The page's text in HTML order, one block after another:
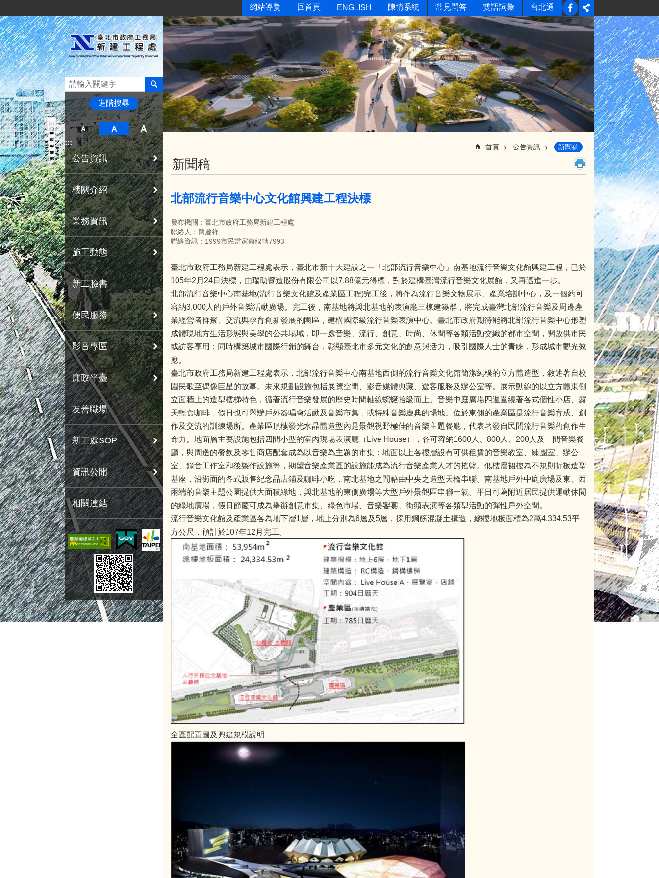
網站導覽 回首頁 ENGLISH 陳情系統 常見問答 雙語詞彙 台北通
進階搜尋
:::
公告資訊
機關介紹
業務資訊
施工動態
新工臉書
便民服務
影音專區
廉政平臺
友善職場
新工處SOP
資訊公開
相關連結
首頁 公告資訊 新聞稿
新聞稿
北部流行音樂中心文化館興建工程決標
發布機關：臺北市政府工務局新建工程處
聯絡人：簡慶祥
聯絡資訊：1999市民當家熱線轉7993
臺北市政府工務局新建工程處表示，臺北市新十大建設之一「北部流行音樂中心」南基地流行音樂文化館興建工程，已於
105年2月24日決標，由瑞助營造股份有限公司以7.88億元得標，對於建構臺灣流行音樂文化展館，又再邁進一步。
北部流行音樂中心南基地(流行音樂文化館及產業區工程)完工後，將作為流行音樂文物展示、產業培訓中心，及一個約可
容納3,000人的戶外音樂活動廣場。完工後，南基地將與北基地的表演廳三棟建築群，將完成臺灣北部流行音樂及周邊產
業經營者群聚、交流與孕育創新發展的園區，建構國際級流行音樂表演中心。臺北市政府期待能將北部流行音樂中心形塑
成體現地方生活形態與美學的公共場域，即一處音樂、流行、創意、時尚、休間等各類活動交織的都市空間，開放供市民
或訪客享用；同時構築城市國際行銷的舞台，彰顯臺北市多元文化的創意與活力，吸引國際人士的青睞，形成城市觀光效
應。
臺北市政府工務局新建工程處表示，北部流行音樂中心南基地西側的流行音樂文化館簡潔純樸的立方體造型，敘述著自校
園民歌至偶像巨星的故事。未來規劃設施包括展覽空間、影音媒體典藏、遊客服務及辦公室等。展示動線的以立方體東側
立面牆上的造型樓梯特色，循著流行音樂發展的歷史時間軸線蜿蜒拾級而上。音樂中庭廣場四週圍繞著各式個性小店、露
天輕食咖啡，假日也可舉辦戶外簽唱會活動及音樂市集，或特殊音樂慶典的場地。位於東側的產業區是流行音樂育成、創
作及交流的訓練場所。產業區頂樓發光水晶體造型內是景觀視野極佳的音樂主題餐廳，代表著發自民間流行音樂的創作生
命力。地面層主要設施包括四間小型的室內現場表演廳（Live House），各可容納1600人、800人、200人及一間音樂餐
廳，與周邊的餐飲及零售商店配套成為以音樂為主題的市集；地面以上各樓層設有可供租賃的音樂教室、練團室、辦公
室、錄音工作室和後製作設施等，期望音樂產業區的設施能成為流行音樂產業人才的搖籃。低樓層裙樓為不規則折板造型
基座，沿街面的各式販售紀念品店鋪及咖啡小吃，南北基地之間藉由中央之造型天橋串聯。南基地戶外中庭廣場及東、西
兩端的音樂主題公園提供大面積綠地，與北基地的東側廣場等大型戶外景觀區串聯一氣。平日可為附近居民提供運動休閒
的綠地廣場，假日節慶可成為舉辦創意市集、綠色市場、音樂饗宴、街頭表演等各類型活動的彈性戶外空間。
流行音樂文化館及產業區各為地下層1層，地上分別為6層及5層，採用鋼筋混凝土構造，總樓地板面積為2萬4,334.53平
方公尺，預計於107年12月完工。
全區配置圖及興建規模說明